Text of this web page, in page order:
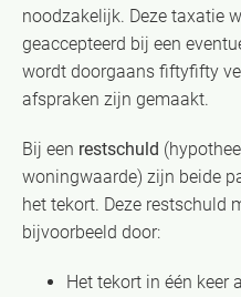
noodzakelijk. Deze taxatie
geaccepteerd bij een
wordt doorgaans fiftyfifty
afspraken zijn gemaakt.
Bij een restschuld
woningwaarde) zijn beide
het tekort. Deze restschuld
bijvoorbeeld door:
Het tekort in één keer